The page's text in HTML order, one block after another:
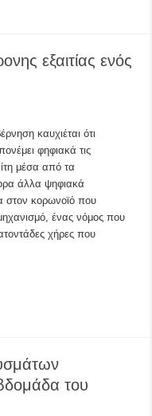
εξαιτίας ενός
καυχιέται ότι
φηφιακά τις
μέσα από τα
άλλα ψηφιακά
στον κορωνοϊό που
ένας νόμος που
χήρες που
του